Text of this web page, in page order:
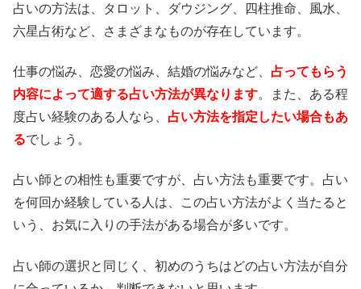
占いの方法は、タロット、ダウジング、四柱推命、風水、
六星占術など、さまざまなものが存在しています。
仕事の悩み、恋愛の悩み、結婚の悩みなど、 占ってもらう
内容によって適する占い方法が異なります。また、ある程
度占い経験のある人なら、 占い方法を指定したい場合もあ
るでしょう。
占い師との相性も重要ですが、占い方法も重要です。占い
を何回か経験している人は、この占い方法がよく当たると
いう、お気に入りの手法がある場合が多いです。
占い師の選択と同じく、初めのうちはどの占い方法が自分